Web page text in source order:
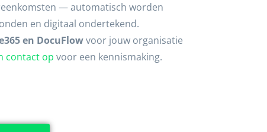
— automatisch worden
en digitaal ondertekend.
en DocuFlowvoor jouw organisatie
contact op voor een kennismaking.